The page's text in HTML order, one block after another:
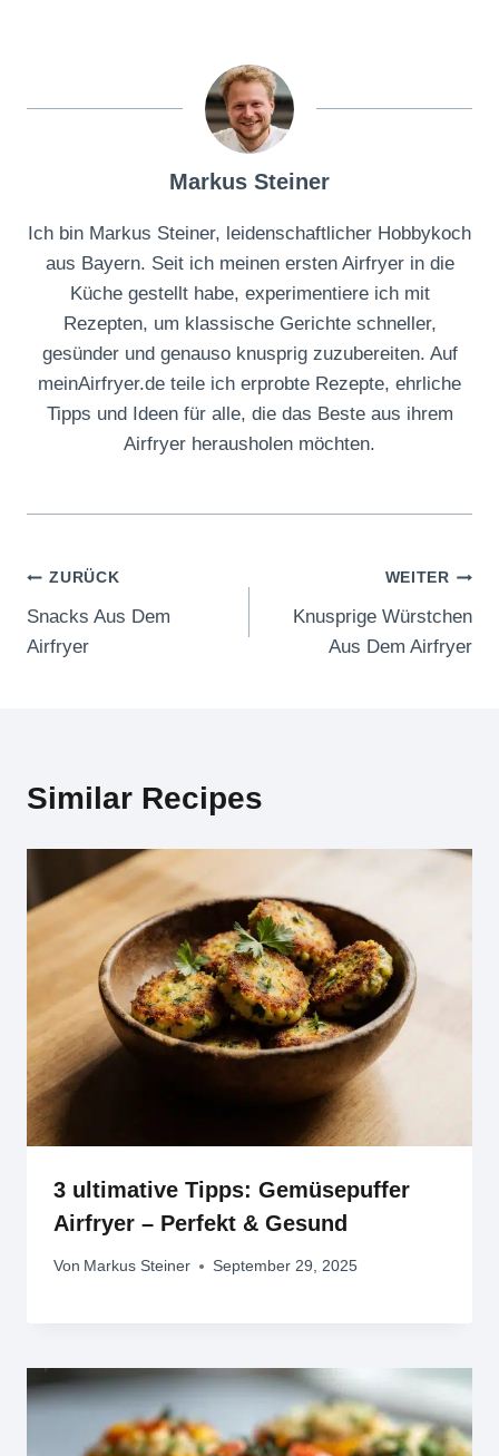
Markus Steiner
Ich bin Markus Steiner, leidenschaftlicher Hobbykoch
aus Bayern. Seit ich meinen ersten Airfryer in die
Küche gestellt habe, experimentiere ich mit
Rezepten, um klassische Gerichte schneller,
gesünder und genauso knusprig zuzubereiten. Auf
meinAirfryer.de teile ich erprobte Rezepte, ehrliche
Tipps und Ideen für alle, die das Beste aus ihrem
Airfryer herausholen möchten.
Beitragsnavigation
ZURÜCK
Snacks Aus Dem
Airfryer
WEITER
Knusprige Würstchen
Aus Dem Airfryer
Similar Recipes
3 ultimative Tipps: Gemüsepuffer
Airfryer – Perfekt & Gesund
Von Markus Steiner September 29, 2025